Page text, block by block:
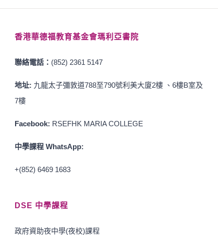
香港華德福教育基金會瑪利亞書院
聯絡電話： (852) 2361 5147
地址: 九龍太子彌敦道788至790號利美大廈2樓 、6樓B室及
7樓
Facebook: RSEFHK MARIA COLLEGE
中學課程 WhatsApp:
+(852) 6469 1683
DSE 中學課程
政府資助夜中學(夜校)課程